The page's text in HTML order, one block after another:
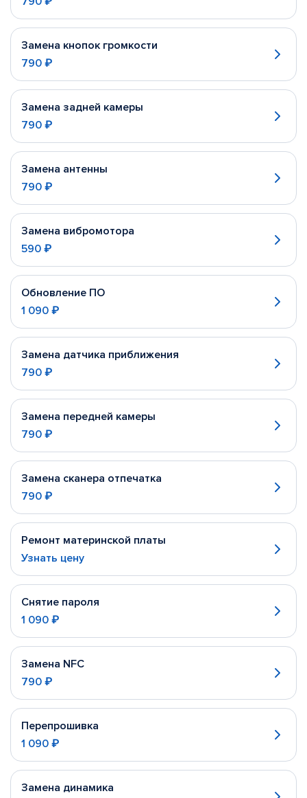
Замена кнопок громкости
790 ₽
Замена задней камеры
790 ₽
Замена антенны
790 ₽
Замена вибромотора
590 ₽
Обновление ПО
1 090 ₽
Замена датчика приближения
790 ₽
Замена передней камеры
790 ₽
Замена сканера отпечатка
790 ₽
Ремонт материнской платы
Узнать цену
Снятие пароля
1 090 ₽
Замена NFC
790 ₽
Перепрошивка
1 090 ₽
Замена динамика